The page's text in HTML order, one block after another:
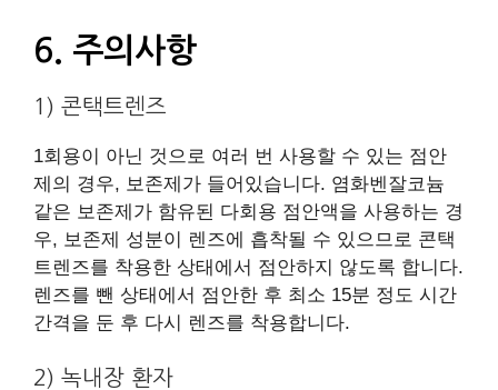
6. 주의사항
1) 콘택트렌즈
1회용이 아닌 것으로 여러 번 사용할 수 있는 점안
제의 경우, 보존제가 들어있습니다. 염화벤잘코늄
같은 보존제가 함유된 다회용 점안액을 사용하는 경
우, 보존제 성분이 렌즈에 흡착될 수 있으므로 콘택
트렌즈를 착용한 상태에서 점안하지 않도록 합니다.
렌즈를 뺀 상태에서 점안한 후 최소 15분 정도 시간
간격을 둔 후 다시 렌즈를 착용합니다.
2) 녹내장 환자